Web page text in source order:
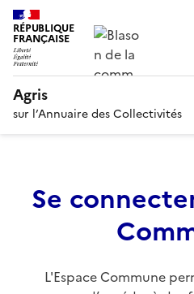
RÉPUBLIQUE
FRANÇAISE
Agris
sur l’Annuaire des Collectivités
Se
L'Espace Commune